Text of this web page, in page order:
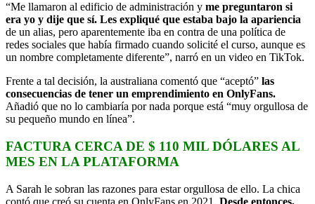
“Me llamaron al edificio de administración y me preguntaron si
era yo y dije que sí. Les expliqué que estaba bajo la apariencia
de un alias, pero aparentemente iba en contra de una política de
redes sociales que había firmado cuando solicité el curso, aunque es
un nombre completamente diferente”, narró en un video en TikTok.
Frente a tal decisión, la australiana comentó que “aceptó” las
consecuencias de tener un emprendimiento en OnlyFans.
Añadió que no lo cambiaría por nada porque está “muy orgullosa de
su pequeño mundo en línea”.
FACTURA CERCA DE $ 110 MIL DÓLARES AL
MES EN LA PLATAFORMA
A Sarah le sobran las razones para estar orgullosa de ello. La chica
contó que creó su cuenta en OnlyFans en 2021. Desde entonces,